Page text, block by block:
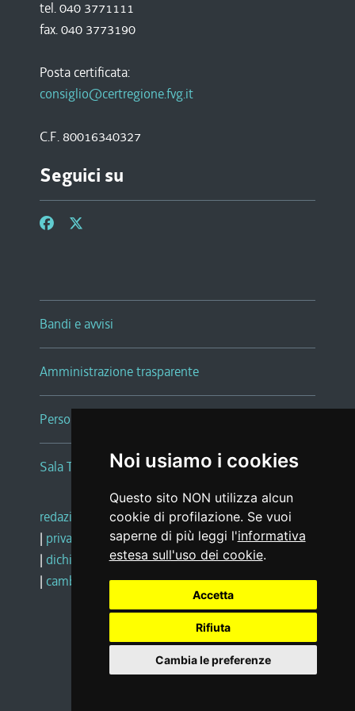
Noi usiamo i cookies
Questo sito NON utilizza alcun
cookie di profilazione. Se vuoi
saperne di più leggi l'informativa
estesa sull'uso dei cookie.
Accetta
Rifiuta
Cambia le preferenze
tel. 040 3771111
fax. 040 3773190
Posta certificata:
consiglio@certregione.fvg.it
C.F. 80016340327
Seguici su
Bandi e avvisi
Amministrazione trasparente
Persone e Uffici
Sala Tiziano Tessitori
redazione web |note legali |glossario
| privacy
social media policy
| dichiarazione di accessibilità |feedback
| cambio preferenze cookie
Realizzato da